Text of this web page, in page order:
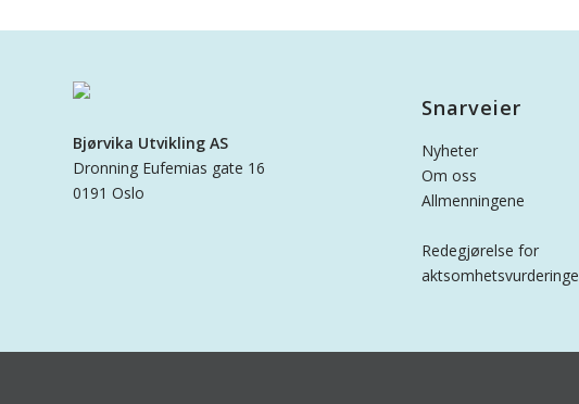
Bjørvika Utvikling AS
Dronning Eufemias gate 16
0191 Oslo
Snarveier
Nyheter
Om oss
Allmenningene
Redegjørelse for
aktsomhetsvurderinge